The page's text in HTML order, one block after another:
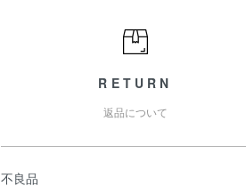
RETURN
返品について
不良品